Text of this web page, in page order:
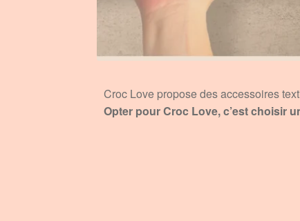
Croc Love propose des accessoires
Opter pour Croc Love, c’est choisir